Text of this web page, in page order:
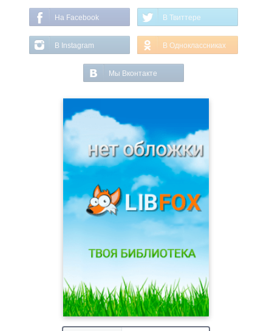
На Facebook В Твиттере
В Instagram В Одноклассниках
Мы Вконтакте